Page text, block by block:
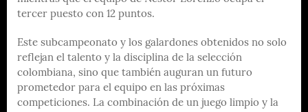
tercer puesto con 12 puntos.
Este subcampeonato y los galardones obtenidos no solo
reflejan el talento y la disciplina de la selección
colombiana, sino que también auguran un futuro
prometedor para el equipo en las próximas
competiciones. La combinación de un juego limpio y la